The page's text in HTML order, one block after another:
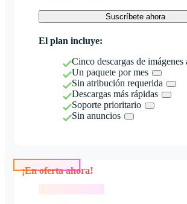
Suscríbete ahora
El plan incluye:
Cinco descargas de imágenes
Un paquete por mes
Sin atribución requerida
Descargas más rápidas
Soporte prioritario
Sin anuncios